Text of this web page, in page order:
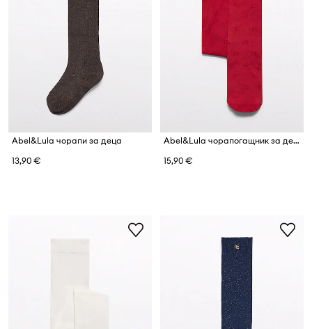
Abel&Lula чорапи за деца
13,90 €
Abel&Lula чорапогащник за деца
15,90 €